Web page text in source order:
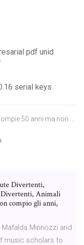
pdf unid
serial keys
50 anni ma non ...
Divertenti,
Animali
compio gli anni,
Minnozzi and
music scholars to